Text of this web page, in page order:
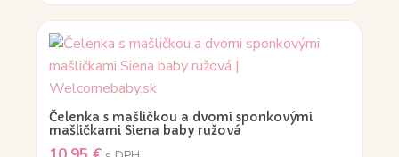
Čelenka s mašličkou a dvomi sponkovými
mašličkami Siena baby ružová